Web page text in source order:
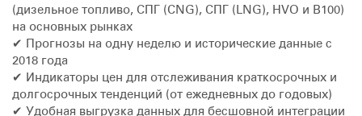
(дизельное топливо, СПГ (CNG), СПГ (LNG), HVO и B100)
на основных рынках
✔ Прогнозы на одну неделю и исторические данные с
2018 года
✔ Индикаторы цен для отслеживания краткосрочных и
долгосрочных тенденций (от ежедневных до годовых)
✔ Удобная выгрузка данных для бесшовной интеграции